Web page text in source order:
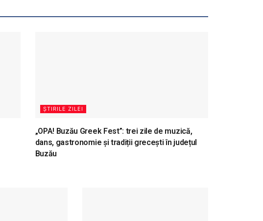
ȘTIRILE ZILEI
„OPA! Buzău Greek Fest”: trei zile de muzică,
dans, gastronomie și tradiții grecești în județul
Buzău